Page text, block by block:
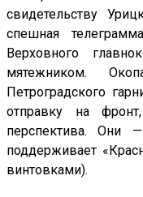
свидетельству
спешная
Верховного
мятежником.
Петроградского
отправку на
перспектива. Они
поддерживает
винтовками).